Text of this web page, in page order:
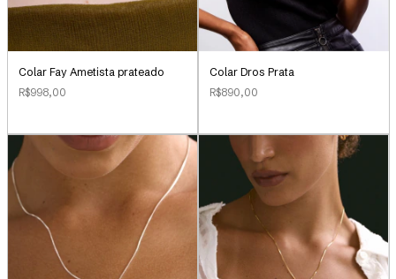
Colar Fay Ametista prateado
R$998,00
Colar Dros Prata
R$890,00